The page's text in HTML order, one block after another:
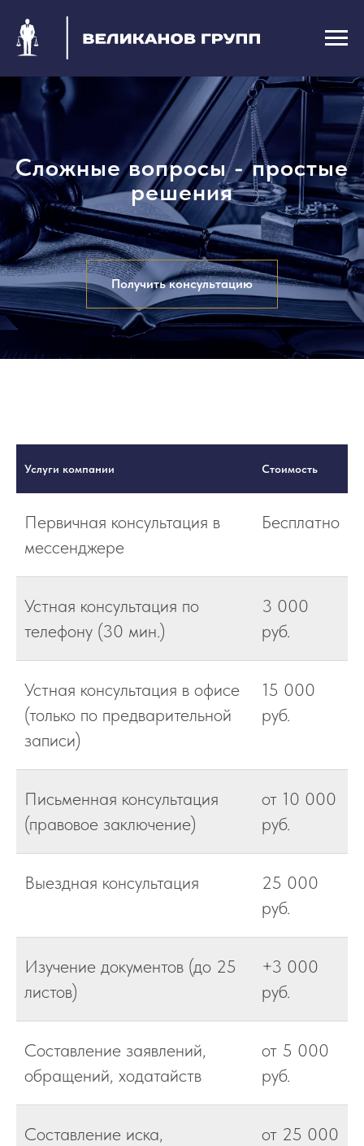
Сложные вопросы - простые
решения
Получить консультацию
Услуги компании Стоимость
Первичная консультация в
мессенджере
Бесплатно
Устная консультация по
телефону (30 мин.)
3 000
руб.
Устная консультация в офисе
(только по предварительной
записи)
15 000
руб.
Письменная консультация
(правовое заключение)
от 10 000
руб.
Выездная консультация
25 000
руб.
Изучение документов (до 25
листов)
+3 000
руб.
Составление заявлений,
обращений, ходатайств
от 5 000
руб.
Составление иска,
от 25 000